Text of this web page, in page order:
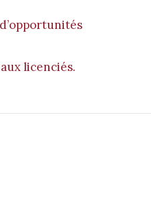
licenciés.